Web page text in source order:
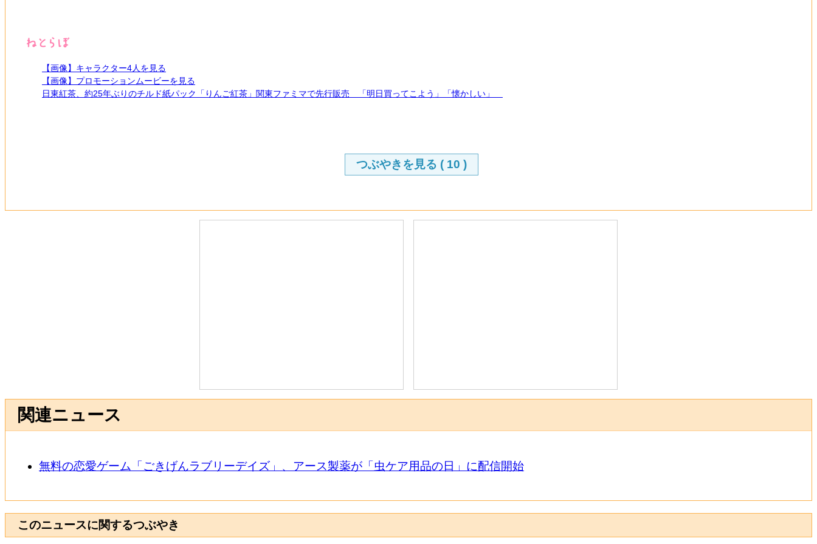
【画像】キャラクター4人を見る
【画像】プロモーションムービーを見る
日東紅茶、約25年ぶりのチルド紙パック「りんご紅茶」関東ファミマで先行販売 「明日買ってこよう」「懐かしい」
つぶやきを見る ( 10 )
関連ニュース
無料の恋愛ゲーム「ごきげんラブリーデイズ」、アース製薬が「虫ケア用品の日」に配信開始
このニュースに関するつぶやき